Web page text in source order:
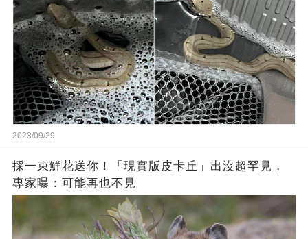
2023/09/29
採一束鮮花送你！「現實版皮卡丘」出沒超罕見，
專家曝：可能再也不見